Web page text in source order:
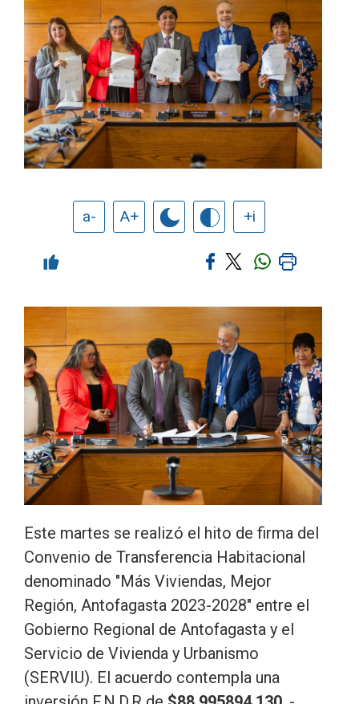
a- A+ +i
Este martes se realizó el hito de firma del
Convenio de Transferencia Habitacional
denominado "Más Viviendas, Mejor
Región, Antofagasta 2023-2028" entre el
Gobierno Regional de Antofagasta y el
Servicio de Vivienda y Urbanismo
(SERVIU). El acuerdo contempla una